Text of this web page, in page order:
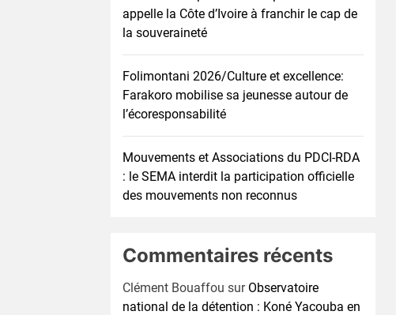
appelle la Côte d’Ivoire à franchir le cap de
la souveraineté
Folimontani 2026/Culture et excellence:
Farakoro mobilise sa jeunesse autour de
l’écoresponsabilité
Mouvements et Associations du PDCI-RDA
: le SEMA interdit la participation officielle
des mouvements non reconnus
Commentaires récents
Clément Bouaffou sur Observatoire
national de la détention : Koné Yacouba en